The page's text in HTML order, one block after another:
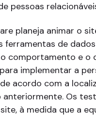
pessoas
planeja animar o
ferramentas de
comportamento e o
implementar a
acordo com a
Os
à medida que a